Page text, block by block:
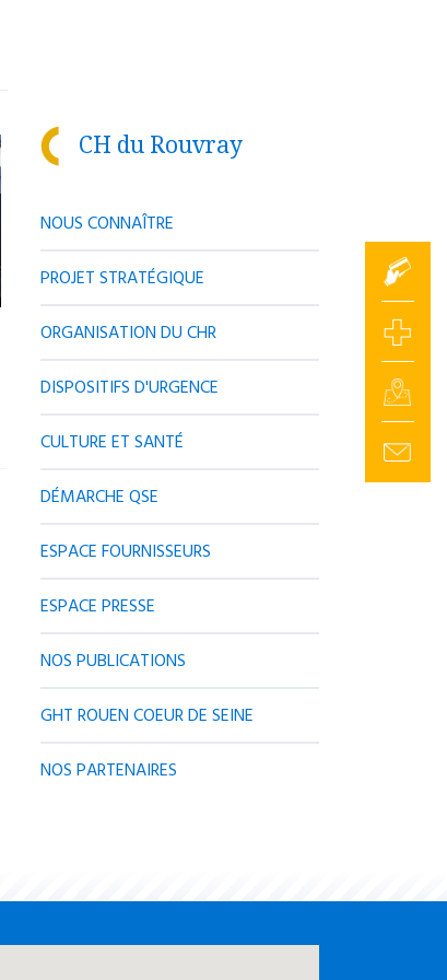
CH du Rouvray
NOUS CONNAÎTRE
PROJET STRATÉGIQUE
ORGANISATION DU CHR
DISPOSITIFS D'URGENCE
CULTURE ET SANTÉ
DÉMARCHE QSE
ESPACE FOURNISSEURS
ESPACE PRESSE
NOS PUBLICATIONS
GHT ROUEN COEUR DE SEINE
NOS PARTENAIRES